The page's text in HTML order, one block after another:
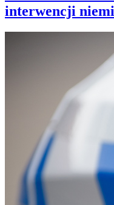
interwencji